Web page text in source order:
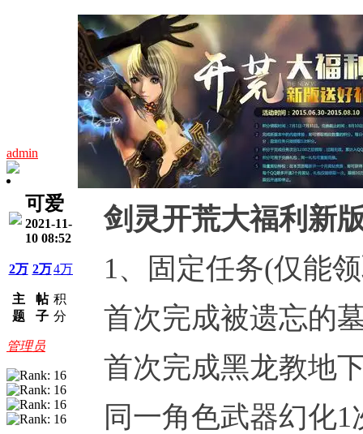
admin
可爱
2021-11-
10 08:52
2万
主
题
2万
帖
子
4万
积
分
管理员
剑灵开荒大福利新
1、固定任务(仅能
首次完成被遗忘的
首次完成黑龙教地
同一角色武器幻化1